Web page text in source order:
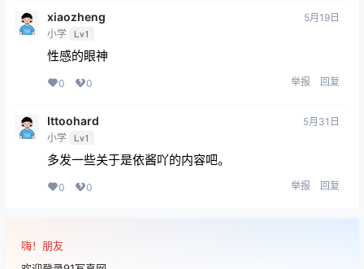
xiaozheng
小学 Lv1
5月19日
性感的眼神
0 0 举报 回复
Ittoohard
小学 Lv1
5月31日
多发一些关于是依酱吖的内容吧。
0 0 举报 回复
嗨！朋友